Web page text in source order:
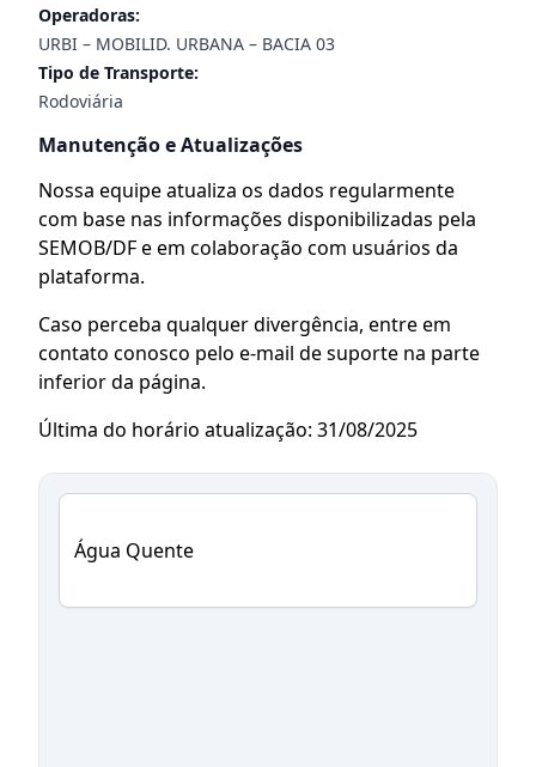
Operadoras:
URBI – MOBILID. URBANA – BACIA 03
Tipo de Transporte:
Rodoviária
Manutenção e Atualizações
Nossa equipe atualiza os dados regularmente
com base nas informações disponibilizadas pela
SEMOB/DF e em colaboração com usuários da
plataforma.
Caso perceba qualquer divergência, entre em
contato conosco pelo e-mail de suporte na parte
inferior da página.
Última do horário atualização: 31/08/2025
Água Quente